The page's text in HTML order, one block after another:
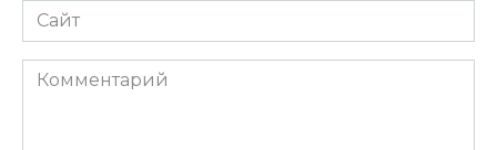
Сайт
Комментарий